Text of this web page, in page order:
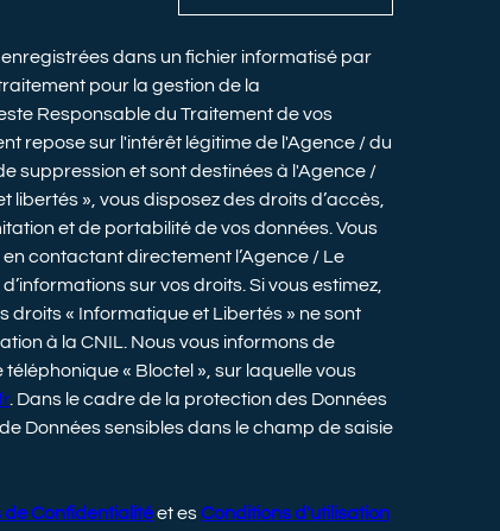
dans un fichier informatisé par
pour la gestion de la
Responsable du Traitement de vos
repose sur l'intérêt légitime de l'Agence / du
suppression et sont destinées à l'Agence /
», vous disposez des droits d’accès,
et de portabilité de vos données. Vous
contactant directement l’Agence / Le
sur vos droits. Si vous estimez,
droits « Informatique et Libertés » ne sont
à la CNIL. Nous vous informons de
« Bloctel », sur laquelle vous
. Dans le cadre de la protection des Données
Données sensibles dans le champ de saisie
de Confidentialitéet esConditions d'utilisation